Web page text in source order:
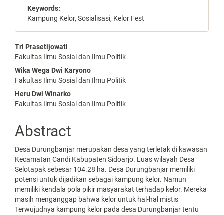
Keywords:
Kampung Kelor, Sosialisasi, Kelor Fest
Main
Article
Content
Tri Prasetijowati
Fakultas Ilmu Sosial dan Ilmu Politik
Wika Wega Dwi Karyono
Fakultas Ilmu Sosial dan Ilmu Politik
Heru Dwi Winarko
Fakultas Ilmu Sosial dan Ilmu Politik
Abstract
Desa Durungbanjar merupakan desa yang terletak di kawasan
Kecamatan Candi Kabupaten Sidoarjo. Luas wilayah Desa
Selotapak sebesar 104.28 ha. Desa Durungbanjar memiliki
potensi untuk dijadikan sebagai kampung kelor. Namun
memiliki kendala pola pikir masyarakat terhadap kelor. Mereka
masih menganggap bahwa kelor untuk hal-hal mistis
Terwujudnya kampung kelor pada desa Durungbanjar tentu